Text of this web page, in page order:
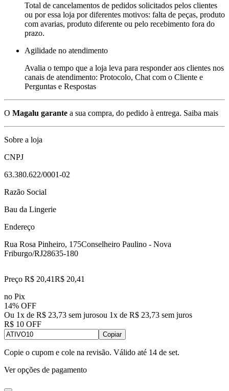
Total de cancelamentos de pedidos solicitados pelos clientes
ou por essa loja por diferentes motivos: falta de peças, produto
com avarias, produto diferente ou pelo recebimento fora do
prazo.
Agilidade no atendimento
Avalia o tempo que a loja leva para responder aos clientes nos
canais de atendimento: Protocolo, Chat com o Cliente e
Perguntas e Respostas
O Magalu garante a sua compra, do pedido à entrega. Saiba mais
Sobre a loja
CNPJ
63.380.622/0001-02
Razão Social
Bau da Lingerie
Endereço
Rua Rosa Pinheiro, 175Conselheiro Paulino - Nova
Friburgo/RJ28635-180
Preço R$ 20,41R$ 20,41
no Pix
14% OFF
Ou 1x de R$ 23,73 sem jurosou 1x de R$ 23,73 sem juros
R$ 10 OFF
Copiar
Copie o cupom e cole na revisão. Válido até 14 de set.
Ver opções de pagamento